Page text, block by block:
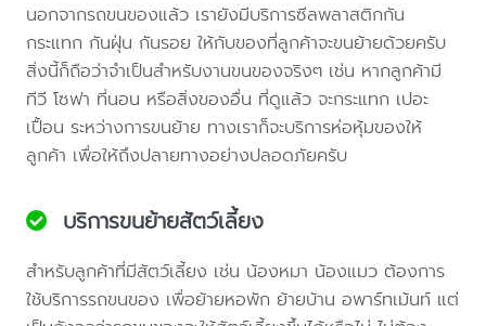
นอกจากรถขนของแล้ว เรายังมีบริการซีลพลาสติกกัน
กระแทก กันฝุ่น กันรอย ให้กับของที่ลูกค้าจะขนย้ายด้วยครับ
สิ่งนี้ก็ถือว่าจำเป็นสำหรับงานขนของจริงๆ เช่น หากลูกค้ามี
ทีวี โซฟา ที่นอน หรือสิ่งของอื่น ที่ดูแล้ว จะกระแทก เปอะ
เปื้อน ระหว่างการขนย้าย ทางเราก็จะบริการห่อหุ้มของให้
ลูกค้า เพื่อให้ถึงปลายทางอย่างปลอดภัยครับ
บริการขนย้ายสัตว์เลี้ยง
สำหรับลูกค้าที่มีสัตว์เลี้ยง เช่น น้องหมา น้องแมว ต้องการ
ใช้บริการรถขนของ เพื่อย้ายหอพัก ย้ายบ้าน อพาร์ทเม้นท์ แต่